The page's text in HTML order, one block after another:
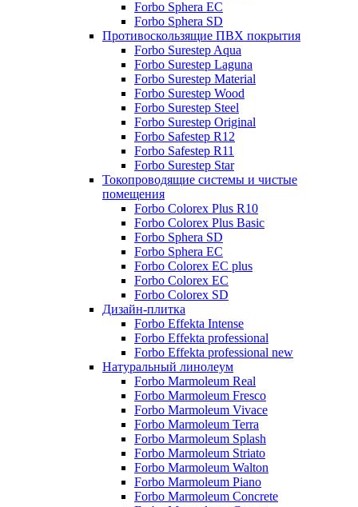
Forbo Sphera EC
Forbo Sphera SD
Противоскользящие ПВХ покрытия
Forbo Surestep Aqua
Forbo Surestep Laguna
Forbo Surestep Material
Forbo Surestep Wood
Forbo Surestep Steel
Forbo Surestep Original
Forbo Safestep R12
Forbo Safestep R11
Forbo Surestep Star
Токопроводящие системы и чистые
помещения
Forbo Colorex Plus R10
Forbo Colorex Plus Basic
Forbo Sphera SD
Forbo Sphera EC
Forbo Colorex EC plus
Forbo Colorex EC
Forbo Colorex SD
Дизайн-плитка
Forbo Effekta Intense
Forbo Effekta professional
Forbo Effekta professional new
Натуральный линолеум
Forbo Marmoleum Real
Forbo Marmoleum Fresco
Forbo Marmoleum Vivace
Forbo Marmoleum Terra
Forbo Marmoleum Splash
Forbo Marmoleum Striato
Forbo Marmoleum Walton
Forbo Marmoleum Piano
Forbo Marmoleum Concrete